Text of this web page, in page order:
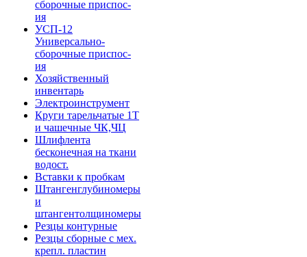
сборочные приспос-
ия
УСП-12
Универсально-
сборочные приспос-
ия
Хозяйственный
инвентарь
Электроинструмент
Круги тарельчатые 1Т
и чашечные ЧК,ЧЦ
Шлифлента
бесконечная на ткани
водост.
Вставки к пробкам
Штангенглубиномеры
и
штангентолщиномеры
Резцы контурные
Резцы сборные с мех.
крепл. пластин